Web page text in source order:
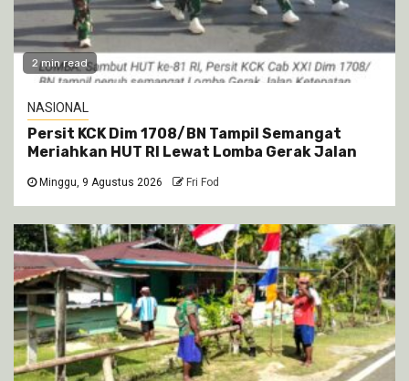
2 min read
NASIONAL
Persit KCK Dim 1708/BN Tampil Semangat
Meriahkan HUT RI Lewat Lomba Gerak Jalan
Minggu, 9 Agustus 2026 Fri Fod